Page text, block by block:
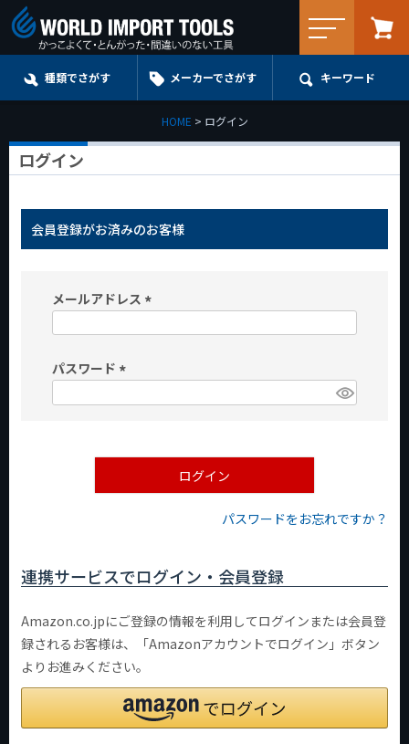
種類でさがす メーカーでさがす キーワード
HOME ログイン
ログイン
会員登録がお済みのお客様
メールアドレス
パスワード
)
ログイン
パスワードをお忘れですか？
連携サービスでログイン・会員登録
Amazon.co.jpにご登録の情報を利用してログインまたは会員登
録されるお客様は、「Amazonアカウントでログイン」ボタン
よりお進みください。